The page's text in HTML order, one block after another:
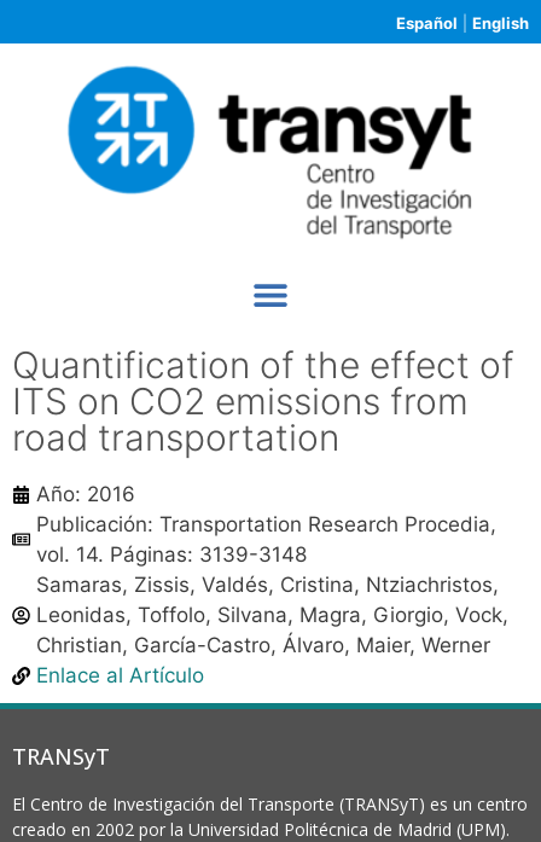
Español English
Quantification of the effect of
ITS on CO2 emissions from
road transportation
Año: 2016
Publicación: Transportation Research Procedia,
vol. 14. Páginas: 3139-3148
Samaras, Zissis, Valdés, Cristina, Ntziachristos,
Leonidas, Toffolo, Silvana, Magra, Giorgio, Vock,
Christian, García-Castro, Álvaro, Maier, Werner
Enlace al Artículo
TRANSyT
El Centro de Investigación del Transporte (TRANSyT) es un centro
creado en 2002 por la Universidad Politécnica de Madrid (UPM).